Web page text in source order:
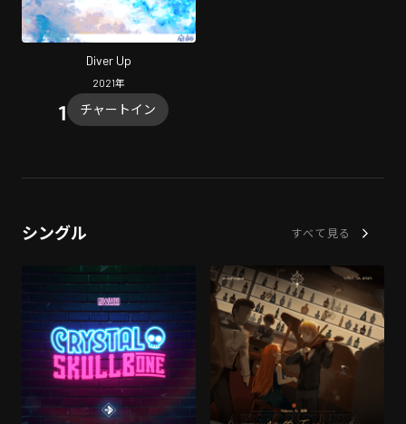
Diver Up
2021年
チャートイン
シングル すべて見る